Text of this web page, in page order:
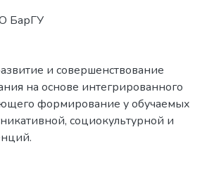
БарГУ
и совершенствование
на основе интегрированного
формирование у обучаемых
социокультурной и